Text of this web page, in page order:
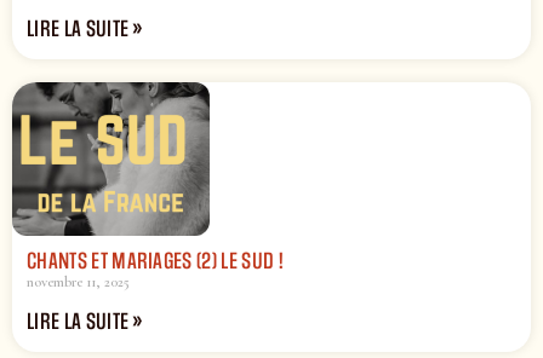
LIRE LA SUITE »
CHANTS ET MARIAGES (2) LE SUD !
novembre 11, 2025
LIRE LA SUITE »